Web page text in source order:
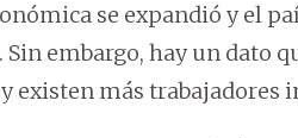
se expandió y el
embargo, hay un dato
existen más trabajadores